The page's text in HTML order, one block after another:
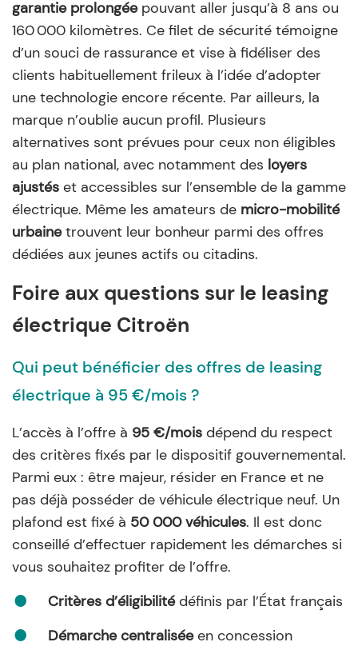
garantie prolongéepouvant aller jusqu’à 8 ans ou
160 000 kilomètres. Ce filet de sécurité témoigne
d’un souci de rassurance et vise à fidéliser des
clients habituellement frileux à l’idée d’adopter
une technologie encore récente. Par ailleurs, la
marque n’oublie aucun profil. Plusieurs
alternatives sont prévues pour ceux non éligibles
au plan national, avec notamment des loyers
ajustés et accessibles sur l’ensemble de la gamme
électrique. Même les amateurs de micro-mobilité
urbainetrouvent leur bonheur parmi des offres
dédiées aux jeunes actifs ou citadins.
Foire aux questions sur le leasing
électrique Citroën
Qui peut bénéficier des offres de leasing
électrique à 95 €/mois ?
L’accès à l’offre à 95 €/mois dépend du respect
des critères fixés par le dispositif gouvernemental.
Parmi eux : être majeur, résider en France et ne
pas déjà posséder de véhicule électrique neuf. Un
plafond est fixé à 50 000 véhicules. Il est donc
conseillé d’effectuer rapidement les démarches si
vous souhaitez profiter de l’offre.
Critères d’éligibilitédéfinis par l’État français
Démarche centraliséeen concession